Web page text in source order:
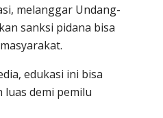
melanggar Undang-
sanksi pidana bisa
edukasi ini bisa
luas demi pemilu